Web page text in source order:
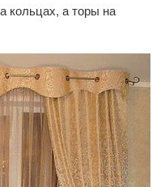
кольцах, а торы на